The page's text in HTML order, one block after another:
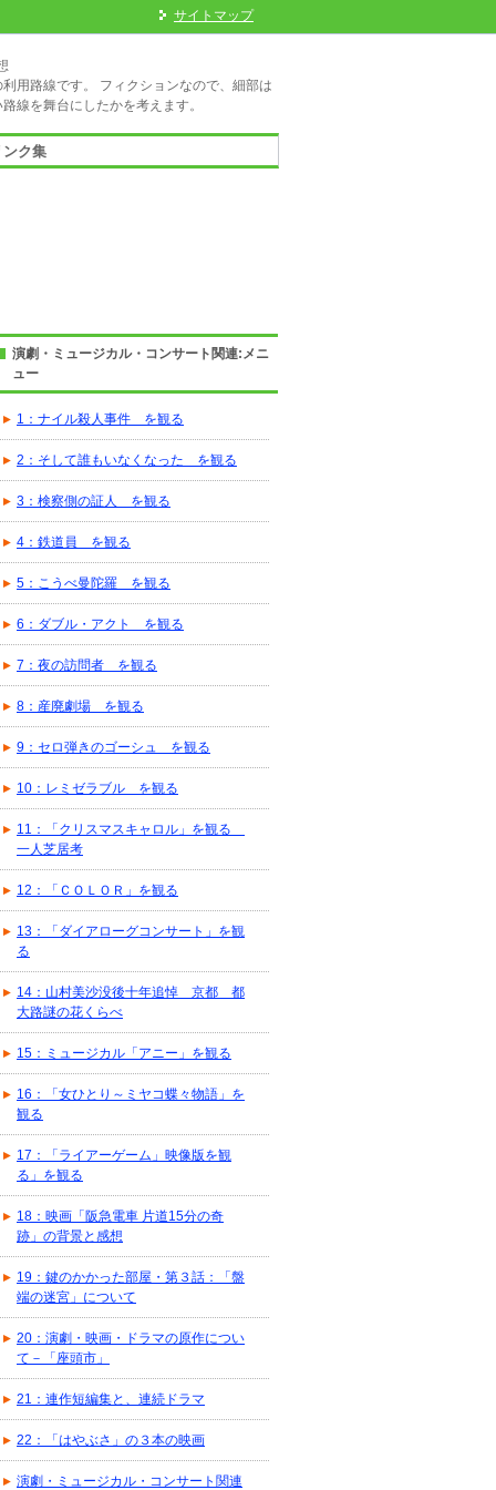
演劇・ミュージカル・コンサート関連:メニ
ュー
1：ナイル殺人事件 を観る
2：そして誰もいなくなった を観る
3：検察側の証人 を観る
4：鉄道員 を観る
5：こうべ曼陀羅 を観る
6：ダブル・アクト を観る
7：夜の訪問者 を観る
8：産廃劇場 を観る
9：セロ弾きのゴーシュ を観る
10：レミゼラブル を観る
11：「クリスマスキャロル」を観る
一人芝居考
12：「ＣＯＬＯＲ」を観る
13：「ダイアローグコンサート」を観
る
14：山村美沙没後十年追悼 京都 都
大路謎の花くらべ
15：ミュージカル「アニー」を観る
16：「女ひとり～ミヤコ蝶々物語」を
観る
17：「ライアーゲーム」映像版を観
る」を観る
18：映画「阪急電車 片道15分の奇
跡」の背景と感想
19：鍵のかかった部屋・第３話：「盤
端の迷宮」について
20：演劇・映画・ドラマの原作につい
て－「座頭市」
21：連作短編集と、連続ドラマ
22：「はやぶさ」の３本の映画
演劇・ミュージカル・コンサート関連
サイトマップ
用路線です。 フィクションなので、細部は
線を舞台にしたかを考えます。
ンク集